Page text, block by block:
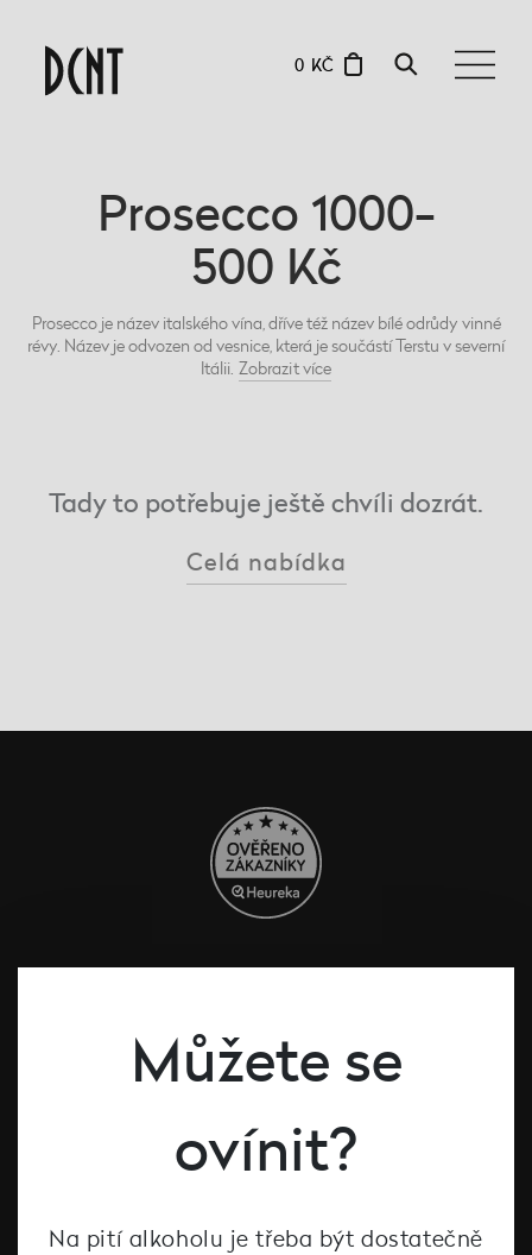
0 KČ
Prosecco 1000-
500 Kč
Prosecco je název italského vína, dříve též název bílé odrůdy vinné
révy. Název je odvozen od vesnice, která je součástí Terstu v severní
Itálii. Zobrazitvíce
Tady to potřebuje ještě chvíli dozrát.
Celá nabídka
Bílé víno
Červené víno
Šumivé víno
Můžete se
ovínit?
Na pití alkoholu je třeba být dostatečně